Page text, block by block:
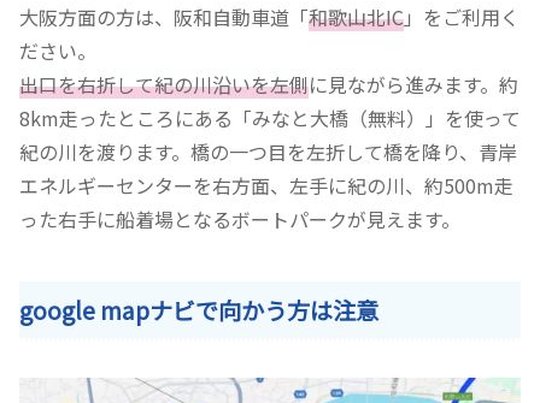
大阪方面の方は、阪和自動車道「和歌山北IC」をご利用く
ださい。
出口を右折して紀の川沿いを左側に見ながら進みます。約
8km走ったところにある「みなと大橋（無料）」を使って
紀の川を渡ります。橋の一つ目を左折して橋を降り、青岸
エネルギーセンターを右方面、左手に紀の川、約500m走
った右手に船着場となるボートパークが見えます。
google mapナビで向かう方は注意